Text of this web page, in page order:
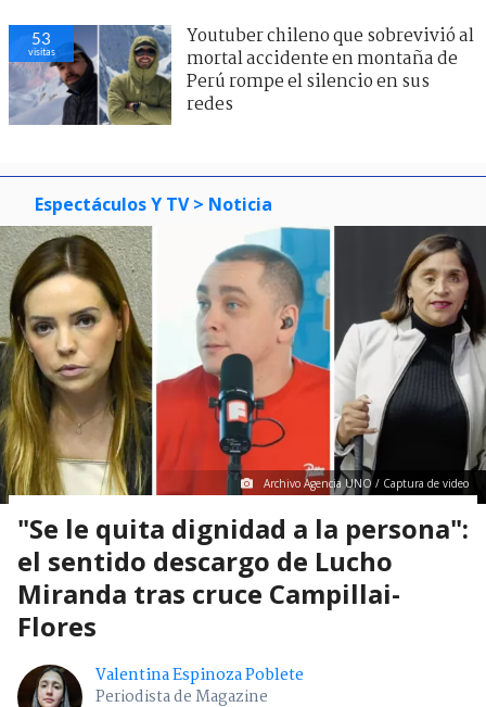
53
visitas
Youtuber chileno que sobrevivió al
mortal accidente en montaña de
Perú rompe el silencio en sus
redes
Espectáculos Y TV > Noticia
Archivo Agencia UNO / Captura de video
"Se le quita dignidad a la persona":
el sentido descargo de Lucho
Miranda tras cruce Campillai-
Flores
Valentina Espinoza Poblete
Periodista de Magazine